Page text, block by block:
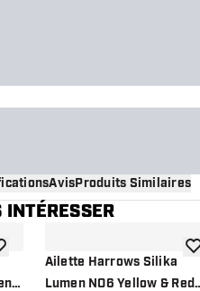
AvisProduits Similaires
à la liste de souhaits
Ailette Harrows Silika
Lumen NO6 Yellow & Red